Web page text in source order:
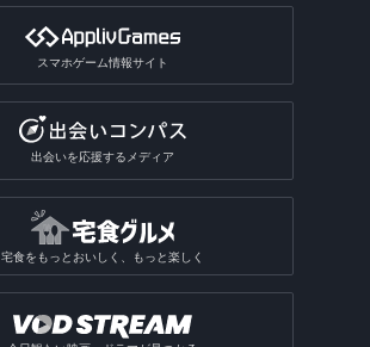
スマホゲーム情報サイト
出会いを応援するメディア
宅食をもっとおいしく、もっと楽しく